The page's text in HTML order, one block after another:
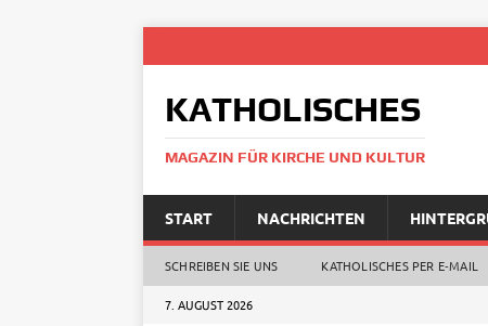
KATHOLISCHES
MAGAZIN FÜR KIRCHE UND KULTUR
START NACHRICHTEN
SCHREIBEN SIE UNS KATHOLISCHES PER E‑MAIL
7. AUGUST 2026